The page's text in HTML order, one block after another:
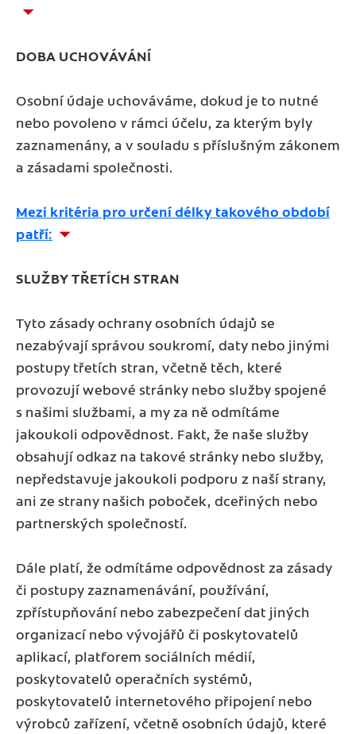
DOBA UCHOVÁVÁNÍ
Osobní údaje uchováváme, dokud je to nutné
nebo povoleno v rámci účelu, za kterým byly
zaznamenány, a v souladu s příslušným zákonem
a zásadami společnosti.
Mezi kritéria pro určení délky takového období
patří:
SLUŽBY TŘETÍCH STRAN
Tyto zásady ochrany osobních údajů se
nezabývají správou soukromí, daty nebo jinými
postupy třetích stran, včetně těch, které
provozují webové stránky nebo služby spojené
s našimi službami, a my za ně odmítáme
jakoukoli odpovědnost. Fakt, že naše služby
obsahují odkaz na takové stránky nebo služby,
nepředstavuje jakoukoli podporu z naší strany,
ani ze strany našich poboček, dceřiných nebo
partnerských společností.
Dále platí, že odmítáme odpovědnost za zásady
či postupy zaznamenávání, používání,
zpřístupňování nebo zabezpečení dat jiných
organizací nebo vývojářů či poskytovatelů
aplikací, platforem sociálních médií,
poskytovatelů operačních systémů,
poskytovatelů internetového připojení nebo
výrobců zařízení, včetně osobních údajů, které